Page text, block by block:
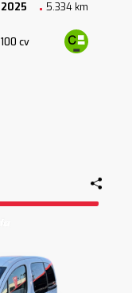
2025 5.334 km
100 cv